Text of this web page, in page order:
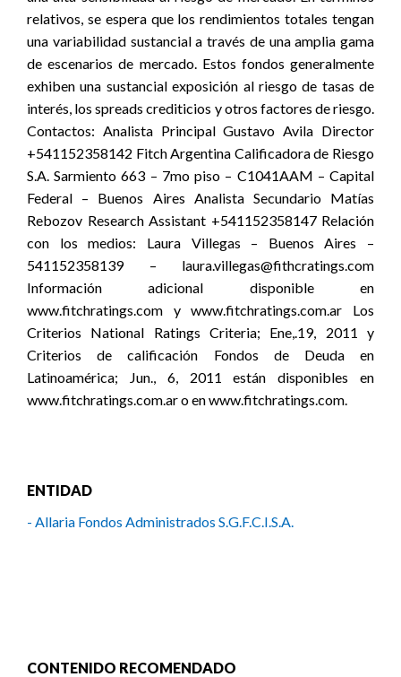
relativos, se espera que los rendimientos totales tengan
una variabilidad sustancial a través de una amplia gama
de escenarios de mercado. Estos fondos generalmente
exhiben una sustancial exposición al riesgo de tasas de
interés, los spreads crediticios y otros factores de riesgo.
Contactos: Analista Principal Gustavo Avila Director
+541152358142 Fitch Argentina Calificadora de Riesgo
S.A. Sarmiento 663 – 7mo piso – C1041AAM – Capital
Federal – Buenos Aires Analista Secundario Matías
Rebozov Research Assistant +541152358147 Relación
con los medios: Laura Villegas – Buenos Aires –
541152358139 – laura.villegas@fithcratings.com
Información adicional disponible en
www.fitchratings.com y www.fitchratings.com.ar Los
Criterios National Ratings Criteria; Ene,.19, 2011 y
Criterios de calificación Fondos de Deuda en
Latinoamérica; Jun., 6, 2011 están disponibles en
www.fitchratings.com.ar o en www.fitchratings.com.
ENTIDAD
- Allaria Fondos Administrados S.G.F.C.I.S.A.
CONTENIDO RECOMENDADO